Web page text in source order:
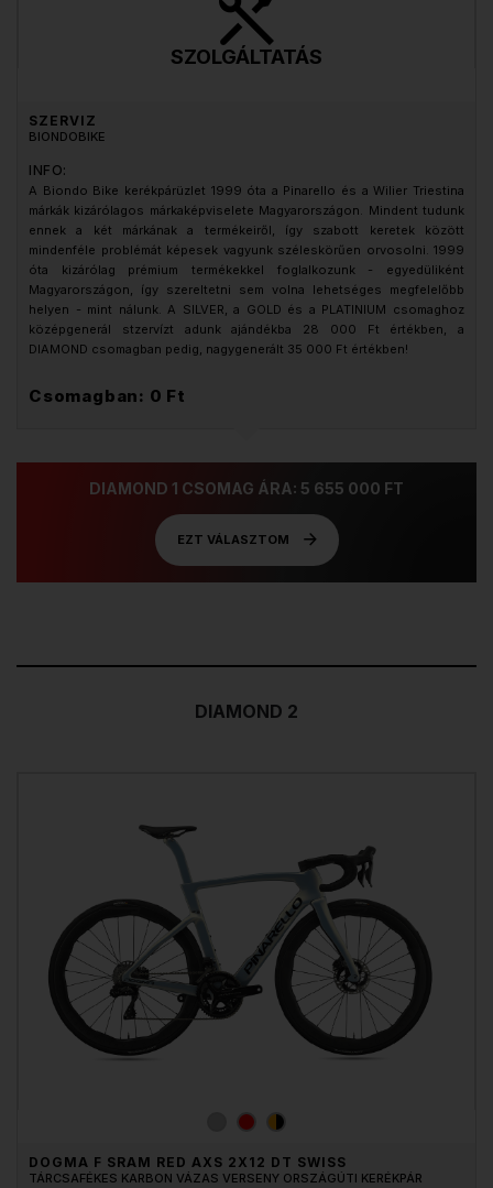
SZOLGÁLTATÁS
SZERVIZ
BIONDOBIKE
INFO:
A Biondo Bike kerékpárüzlet 1999 óta a Pinarello és a Wilier Triestina
márkák kizárólagos márkaképviselete Magyarországon. Mindent tudunk
ennek a két márkának a termékeiről, így szabott keretek között
mindenféle problémát képesek vagyunk széleskörűen orvosolni. 1999
óta kizárólag prémium termékekkel foglalkozunk - egyedüliként
Magyarországon, így szereltetni sem volna lehetséges megfelelőbb
helyen - mint nálunk. A SILVER, a GOLD és a PLATINIUM csomaghoz
középgenerál stzervízt adunk ajándékba 28 000 Ft értékben, a
DIAMOND csomagban pedig, nagygenerált 35 000 Ft értékben!
Csomagban: 0 Ft
DIAMOND 1 CSOMAG ÁRA: 5 655 000 FT
EZT VÁLASZTOM
DIAMOND 2
DOGMA F SRAM RED AXS 2X12 DT SWISS
TÁRCSAFÉKES KARBON VÁZAS VERSENY ORSZÁGÚTI KERÉKPÁR